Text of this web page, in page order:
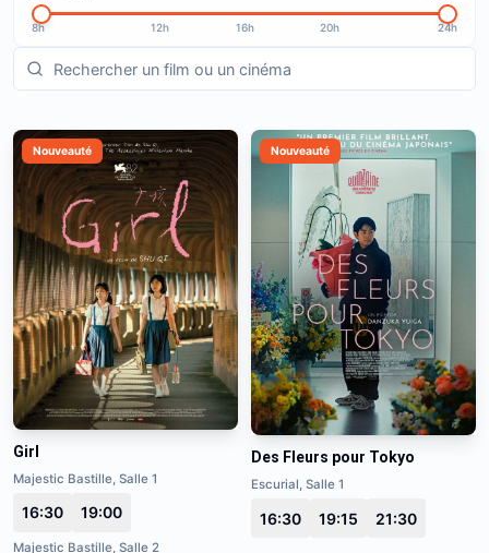
8h 12h 16h 20h 24h
Nouveauté
Girl
Majestic Bastille, Salle 1
16:30 19:00
Majestic Bastille, Salle 2
Nouveauté
Des Fleurs pour Tokyo
Escurial, Salle 1
16:30 19:15 21:30